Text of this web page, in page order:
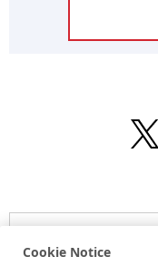
Here is the
Cookie Notice